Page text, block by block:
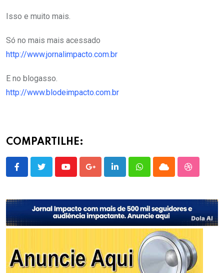
Isso e muito mais.
Só no mais mais acessado
http://www.jornalimpacto.com.br
E no blogasso.
http://www.blodeimpacto.com.br
COMPARTILHE:
YoutubeGoogle+LinkedInWhatsappCloud